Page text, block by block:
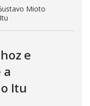
Mioto
e
Itu